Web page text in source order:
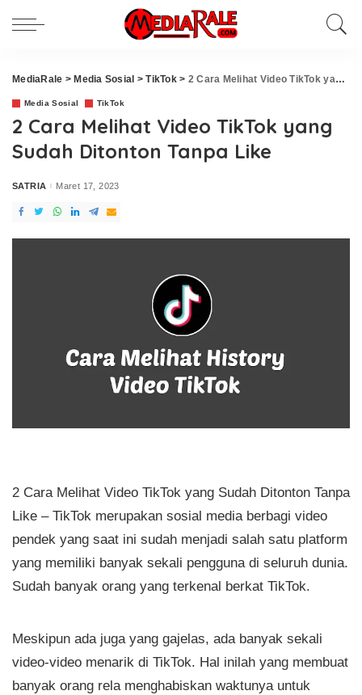
MediaRale > Media Sosial >TikTok> 2 Cara Melihat Video TikTok yang Sudah Ditonton Tanpa Like
Media Sosial TikTok
2 Cara Melihat Video TikTok yang
Sudah Ditonton Tanpa Like
Posted
SATRIA Maret 17, 2023
2 Cara Melihat Video TikTok yang Sudah Ditonton Tanpa
Like – TikTok merupakan sosial media berbagi video
pendek yang saat ini sudah menjadi salah satu platform
yang memiliki banyak sekali pengguna di seluruh dunia.
Sudah banyak orang yang terkenal berkat TikTok.
Meskipun ada juga yang gajelas, ada banyak sekali
video-video menarik di TikTok. Hal inilah yang membuat
banyak orang rela menghabiskan waktunya untuk